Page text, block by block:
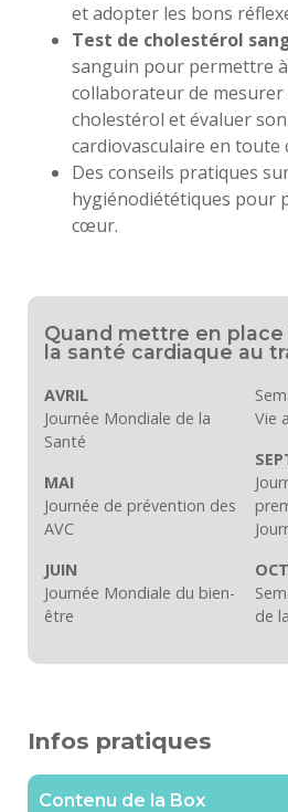
et adopter les bons
Test de cholestérol
sanguin pour permettre
collaborateur de mesurer
cholestérol et évaluer
cardiovasculaire en toute
Des conseils pratiques
hygiénodiététiques pour
cœur.
Quand mettre en
la santé cardiaque au
AVRIL
Journée Mondiale de la
Santé
MAI
Journée de prévention des
AVC
JUIN
Journée Mondiale du bien-
être
Vie
de
Infos pratiques
Contenu de la Box